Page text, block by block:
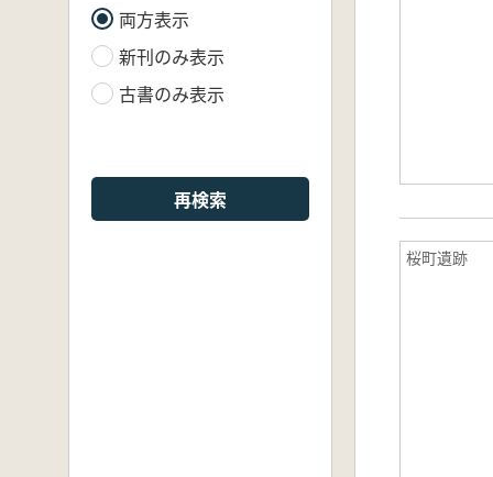
両方表示
新刊のみ表示
古書のみ表示
再検索
桜町遺跡